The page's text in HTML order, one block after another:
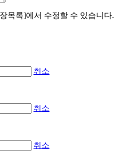
목록]에서 수정할 수 있습니다.
취소
취소
취소